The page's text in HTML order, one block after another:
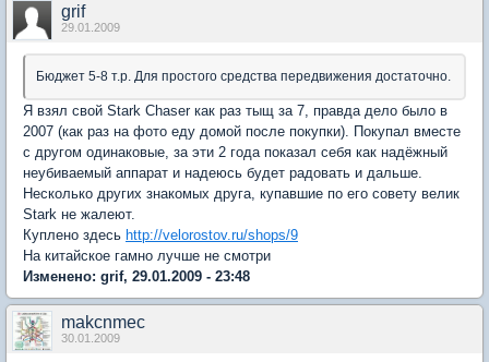
grif
29.01.2009
Бюджет 5-8 т.р. Для простого средства передвижения достаточно.
Я взял свой Stark Chaser как раз тыщ за 7, правда дело было в
2007 (как раз на фото еду домой после покупки). Покупал вместе
с другом одинаковые, за эти 2 года показал себя как надёжный
неубиваемый аппарат и надеюсь будет радовать и дальше.
Несколько других знакомых друга, купавшие по его совету велик
Stark не жалеют.
Куплено здесь http://velorostov.ru/shops/9
На китайское гамно лучше не смотри
Изменено: grif, 29.01.2009 - 23:48
makcnmec
30.01.2009